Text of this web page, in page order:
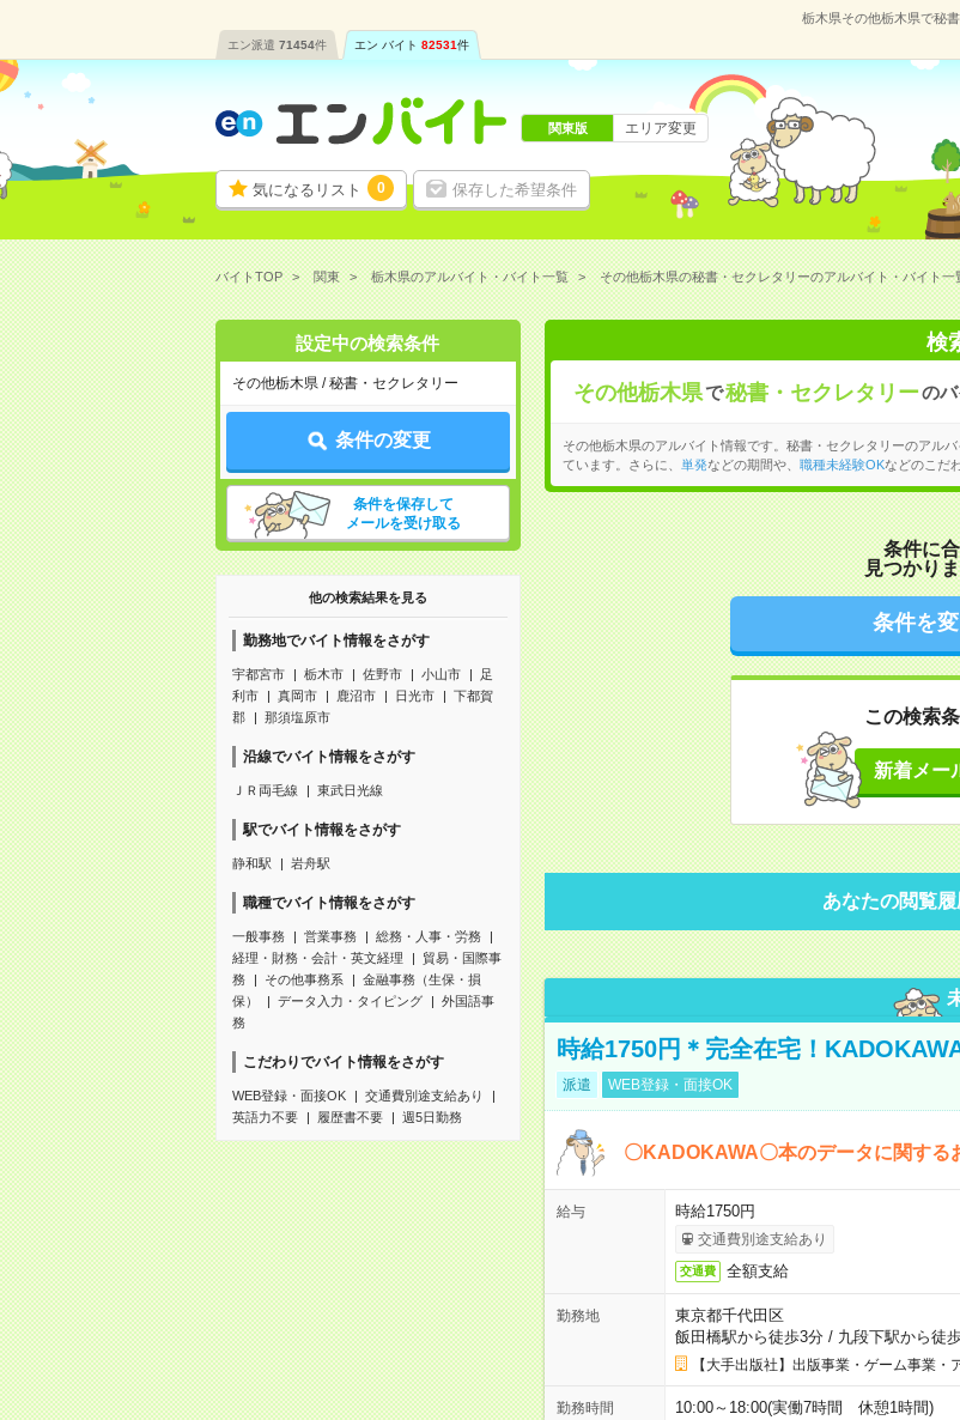
栃木県その他栃木県で秘
エン派遣 71454件 エン バイト 82531件
気になるリスト 0 保存した希望条件
関東版 エリア変更
バイトTOP 関東 栃木県のアルバイト・バイト一覧 その他栃木県の秘書・セクレタリーのアルバイト・バイト一
設定中の検索条件
その他栃木県 / 秘書・セクレタリー
条件の変更
条件を保存して
メールを受け取る
他の検索結果を見る
勤務地でバイト情報をさがす
宇都宮市 栃木市 佐野市 小山市
足
利市
真岡市 鹿沼市 日光市
下都賀
郡
那須塩原市
沿線でバイト情報をさがす
ＪＲ両毛線 東武日光線
駅でバイト情報をさがす
静和駅 岩舟駅
職種でバイト情報をさがす
一般事務 営業事務
総務・人事・労務
経理・財務・会計・英文経理
貿易・国際事
務
その他事務系
金融事務（生保・損
保）
データ入力・タイピング
外国語事
務
こだわりでバイト情報をさがす
WEB登録・面接OK
交通費別途支給あり
英語力不要
履歴書不要 週5日勤務
検
その他栃木県で秘書・セクレタリーの
その他栃木県のアルバイト情報です。秘書・セクレタリーのアルバ
ています。さらに、
単発などの期間や、 職種未経験OKなどのこだ
条件に
見つかり
条件を
この検索
新着メー
あなたの閲覧
時給1750円＊完全在宅！
派遣 WEB登録・面接OK
〇KADOKAWA〇本のデータに関する
給与 時給1750円
交通費別途支給あり
交通費 全額支給
勤務地
東京都千代田区
飯田橋駅から徒歩3分/ 九段下駅から徒
【大手出版社】出版事業・ゲーム事業・
勤務時間 10:00～18:00(実働7時間 休憩1時間)